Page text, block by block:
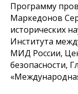
Программу
Маркедонов
исторических
Института
МИД России,
безопасности,